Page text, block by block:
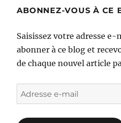
ABONNEZ-VOUS À CE
Saisissez votre adresse e-
abonner à ce blog et
de chaque nouvel article
Adresse
e-
mail